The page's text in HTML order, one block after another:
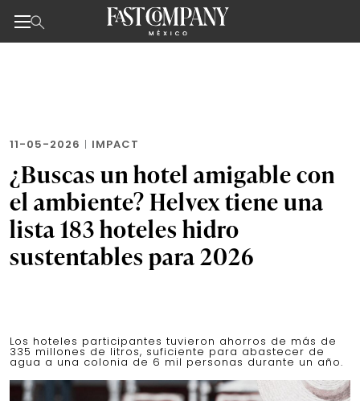
11-05-2026 | IMPACT
¿Buscas un hotel amigable con
el ambiente? Helvex tiene una
lista 183 hoteles hidro
sustentables para 2026
Los hoteles participantes tuvieron ahorros de más de
335 millones de litros, suficiente para abastecer de
agua a una colonia de 6 mil personas durante un año.